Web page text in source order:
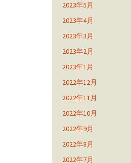
2023年5月
2023年4月
2023年3月
2023年2月
2023年1月
2022年12月
2022年11月
2022年10月
2022年9月
2022年8月
2022年7月